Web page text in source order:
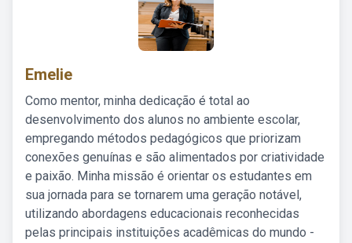
Emelie
Como mentor, minha dedicação é total ao
desenvolvimento dos alunos no ambiente escolar,
empregando métodos pedagógicos que priorizam
conexões genuínas e são alimentados por criatividade
e paixão. Minha missão é orientar os estudantes em
sua jornada para se tornarem uma geração notável,
utilizando abordagens educacionais reconhecidas
pelas principais instituições acadêmicas do mundo -